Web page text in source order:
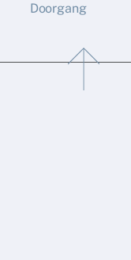
Doorgang
Top